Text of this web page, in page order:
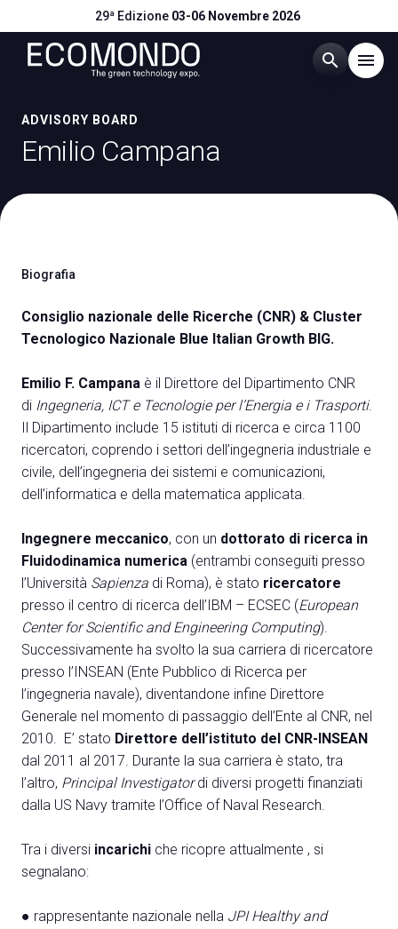
29ª Edizione 03-06 Novembre 2026
search menu
Menù
Catalogo Espositori
Media arrow_right
Treno, aereo o auto? Scopri tutti i modi per
raggiungere la Fiera di Rimini
arrow_circle_right
Accedi alla sezione Come arrivare
ADVISORY BOARD
Emilio Campana
Biografia
Consiglio nazionale delle Ricerche (CNR) & Cluster
Tecnologico Nazionale Blue Italian Growth BIG.
Emilio F. Campana è il Direttore del Dipartimento CNR
di Ingegneria, ICT e Tecnologie per l’Energia e i Trasporti.
Il Dipartimento include 15 istituti di ricerca e circa 1100
ricercatori, coprendo i settori dell’ingegneria industriale e
civile, dell’ingegneria dei sistemi e comunicazioni,
dell’informatica e della matematica applicata.
Ingegnere meccanico, con un dottorato di ricerca in
Fluidodinamica numerica (entrambi conseguiti presso
l’Università Sapienza di Roma), è stato ricercatore
presso il centro di ricerca dell’IBM – ECSEC (European
Center for Scientific and Engineering Computing).
Successivamente ha svolto la sua carriera di ricercatore
presso l’INSEAN (Ente Pubblico di Ricerca per
l’ingegneria navale), diventandone infine Direttore
Generale nel momento di passaggio dell’Ente al CNR, nel
2010. E’ stato Direttore dell’istituto del CNR-INSEAN
dal 2011 al 2017. Durante la sua carriera è stato, tra
l’altro, Principal Investigatordi diversi progetti finanziati
dalla US Navy tramite l’Office of Naval Research.
Tra i diversi incarichi che ricopre attualmente , si
segnalano:
● rappresentante nazionale nella JPI Healthy and